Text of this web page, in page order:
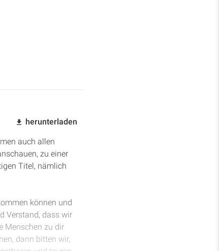
herunterladen
auch allen
zu einer
Titel, nämlich
können und
Verstand, dass wir
Menschen zu dir
dann bitten wir,